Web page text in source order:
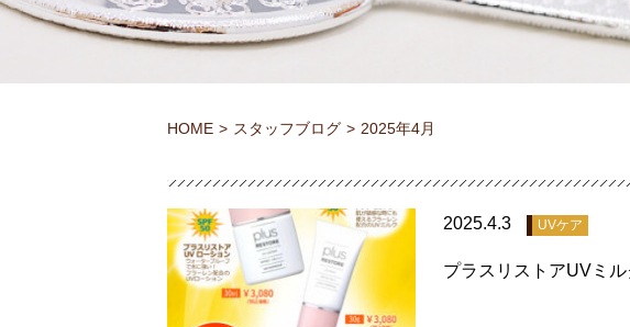
HOME スタッフブログ 2025年4月
2025.4.3 UVケア
プラスリストアUVミ